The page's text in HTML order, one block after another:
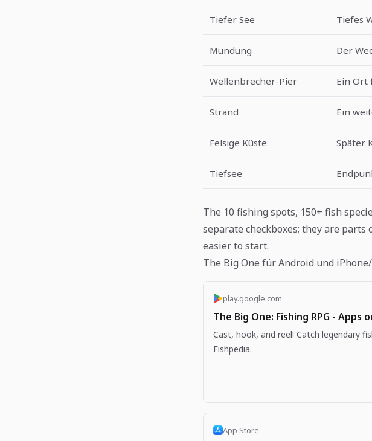
Tiefer See Tiefes
Mündung Der
Wellenbrecher-Pier Ein Ort
Strand Ein
Felsige Küste Später
Tiefsee
The 10 fishing spots, 150+ fish
separate checkboxes; they are
easier to start.
The Big One für Android und
play.google.com
The Big One: Fishing RPG - Apps
Cast, hook, and reel! Catch legendary
Fishpedia.
App Store